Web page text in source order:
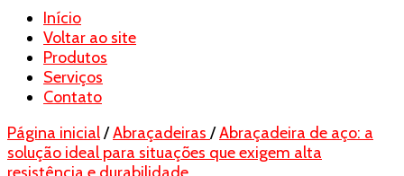
Lufaed
Início
Voltar ao site
Produtos
Serviços
Contato
Página inicial/Abraçadeiras /Abraçadeira de aço: a
solução ideal para situações que exigem alta